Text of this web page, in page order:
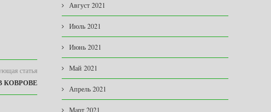
статья
КОВРОВЕ
Август 2021
Июль 2021
Июнь 2021
Май 2021
Апрель 2021
Март 2021